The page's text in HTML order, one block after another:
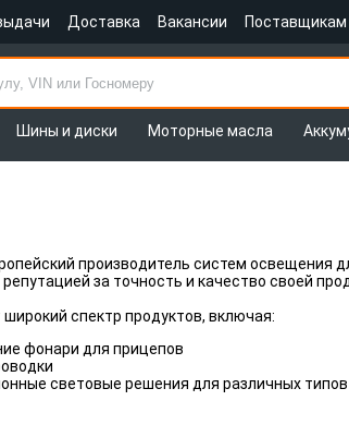
Доставка Вакансии Поставщикам
Шины и диски Моторные масла
производитель систем освещения
за точность и качество своей
спектр продуктов, включая:
фонари для прицепов
световые решения для различных